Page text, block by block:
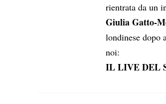
rientrata da un
Giulia Gatto-
londinese dopo
noi:
IL LIVE DEL